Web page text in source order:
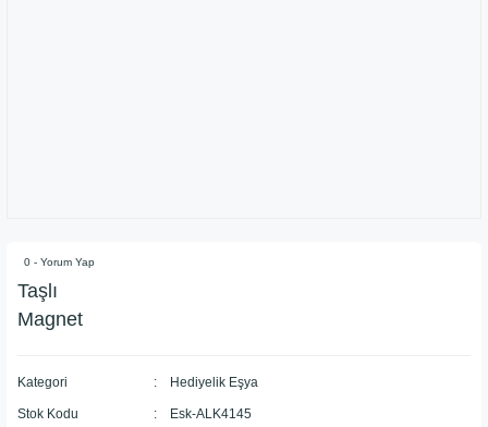
0 - Yorum Yap
Taşlı
Magnet
Kategori Hediyelik Eşya
Stok Kodu Esk-ALK4145